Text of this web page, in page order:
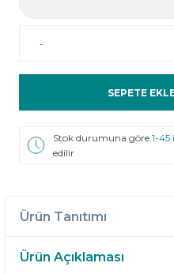
-
SEPETE
Stok durumuna göre1-
edilir
Ürün Tanıtımı
Ürün Açıklaması